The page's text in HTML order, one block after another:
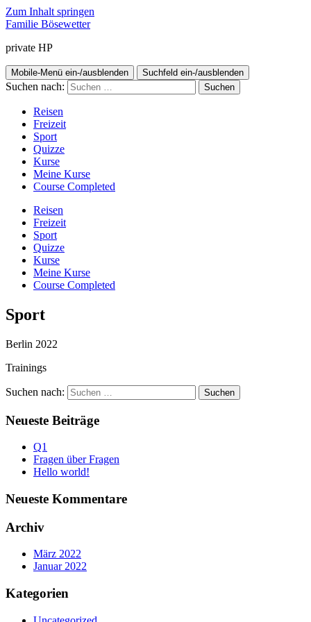
Zum Inhalt springen
Familie Bösewetter
private HP
Mobile-Menü ein-/ausblenden Suchfeld ein-/ausblenden
Suchen nach:
Reisen
Freizeit
Sport
Quizze
Kurse
Meine Kurse
Course Completed
Reisen
Freizeit
Sport
Quizze
Kurse
Meine Kurse
Course Completed
Sport
Berlin 2022
Trainings
Suchen nach:
Neueste Beiträge
Q1
Fragen über Fragen
Hello world!
Neueste Kommentare
Archiv
März 2022
Januar 2022
Kategorien